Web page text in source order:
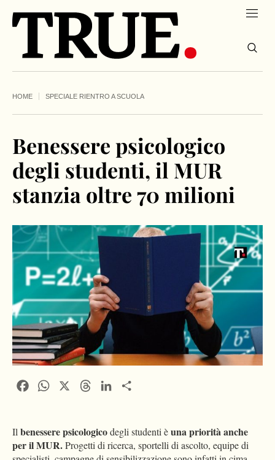
HOME SPECIALE RIENTRO A SCUOLA
Benessere psicologico
degli studenti, il MUR
stanzia oltre 70 milioni
FacebookWhatsApp ThreadsLinkedIn
Ilbenessere psicologicodegli studenti èuna priorità anche
per il MUR.Progetti di ricerca, sportelli di ascolto, equipe di